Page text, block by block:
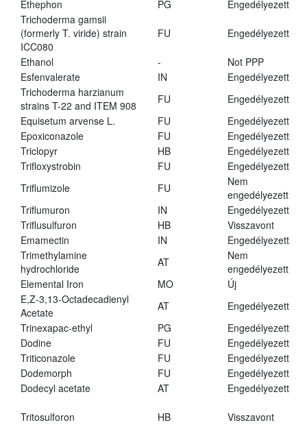
Ethephon
PG
Engedélyezett
Trichoderma gamsii
(formerly T. viride) strain
ICC080
FU Engedélyezett
Ethanol -
Not PPP
Esfenvalerate
IN
Engedélyezett
Trichoderma harzianum
strains T-22 and ITEM 908
FU
Engedélyezett
Equisetum arvense L.
FU
Engedélyezett
Epoxiconazole
FU
Engedélyezett
Triclopyr
HB
Engedélyezett
Trifloxystrobin
FU
Engedélyezett
Triflumizole
FU
Nem
engedélyezett
Triflumuron
IN
Engedélyezett
Triflusulfuron
HB
Visszavont
Emamectin
IN
Engedélyezett
Trimethylamine
hydrochloride
AT
Nem
engedélyezett
Elemental Iron
MO
Új
E,Z-3,13-Octadecadienyl
Acetate
AT
Engedélyezett
Trinexapac-ethyl
PG
Engedélyezett
Dodine
FU
Engedélyezett
Triticonazole
FU
Engedélyezett
Dodemorph
FU
Engedélyezett
Dodecyl acetate
AT Engedélyezett
Tritosulforon HB Visszavont